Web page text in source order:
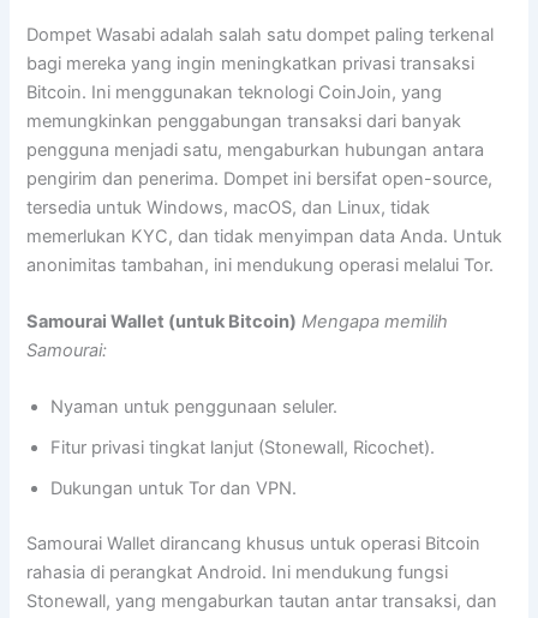
Dompet Wasabi adalah salah satu dompet paling terkenal
bagi mereka yang ingin meningkatkan privasi transaksi
Bitcoin. Ini menggunakan teknologi CoinJoin, yang
memungkinkan penggabungan transaksi dari banyak
pengguna menjadi satu, mengaburkan hubungan antara
pengirim dan penerima. Dompet ini bersifat open-source,
tersedia untuk Windows, macOS, dan Linux, tidak
memerlukan KYC, dan tidak menyimpan data Anda. Untuk
anonimitas tambahan, ini mendukung operasi melalui Tor.
Samourai Wallet (untuk Bitcoin) Mengapa memilih
Samourai:
Nyaman untuk penggunaan seluler.
Fitur privasi tingkat lanjut (Stonewall, Ricochet).
Dukungan untuk Tor dan VPN.
Samourai Wallet dirancang khusus untuk operasi Bitcoin
rahasia di perangkat Android. Ini mendukung fungsi
Stonewall, yang mengaburkan tautan antar transaksi, dan